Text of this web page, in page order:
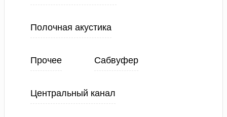
Полочная акустика
Прочее Сабвуфер
Центральный канал